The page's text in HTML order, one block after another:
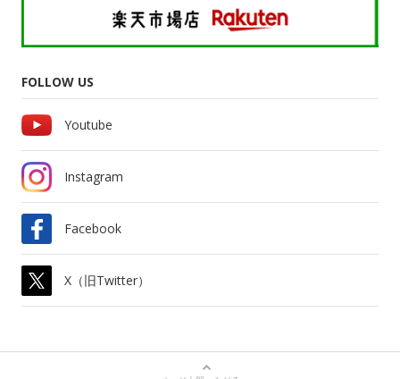
FOLLOW US
Youtube
Instagram
Facebook
X（旧Twitter）